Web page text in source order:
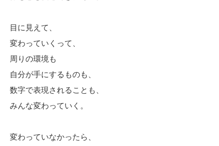
目に見えて、
変わっていくって、
周りの環境も
自分が手にするものも、
数字で表現されることも、
みんな変わっていく。
変わっていなかったら、